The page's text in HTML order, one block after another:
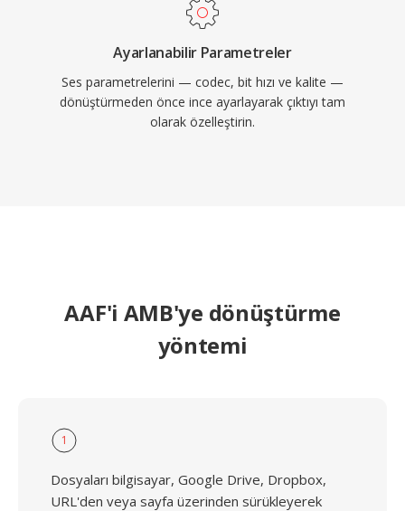
Ayarlanabilir Parametreler
Ses parametrelerini — codec, bit hızı ve kalite —
dönüştürmeden önce ince ayarlayarak çıktıyı tam
olarak özelleştirin.
AAF'i AMB'ye dönüştürme
yöntemi
1
Dosyaları bilgisayar, Google Drive, Dropbox,
URL'den veya sayfa üzerinden sürükleyerek